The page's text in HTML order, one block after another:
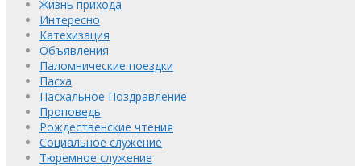
Жизнь прихода
Интересно
Катехизация
Объявления
Паломнические поездки
Пасха
Пасхальное Поздравление
Проповедь
Рождественские чтения
Социальное служение
Тюремное служение